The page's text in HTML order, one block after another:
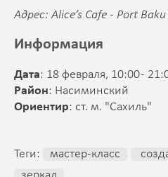
Адрес: Alice’s Cafe - Port
Информация
Дата: 18 февраля, 10:00 -
Район: Насиминский
Ориентир: ст. м. "Сахиль"
Теги: мастер-класс